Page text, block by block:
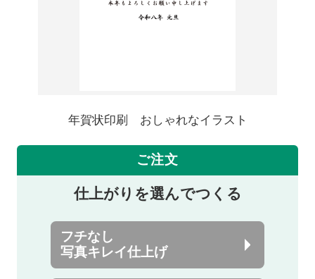
年賀状印刷 おしゃれなイラスト
ご注文
仕上がりを選んでつくる
フチなし
写真キレイ仕上げ